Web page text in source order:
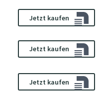
Jetzt kaufen
Jetzt kaufen
Jetzt kaufen